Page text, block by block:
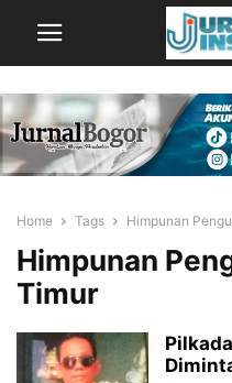
Home Tags Himpunan
Himpunan
Timur